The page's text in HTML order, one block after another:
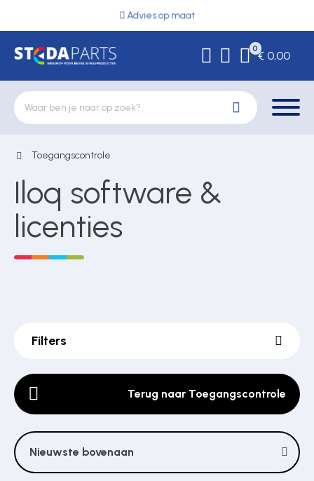
Advies op maat
0
€ 0,00
Deurbeslag
Elektrische vergrendeling
Hekwerkonderdelen
Pulsgevers
Sloten
Toegangscontrole
Iloq software &
licenties
Filters
Terug naar Toegangscontrole
Nieuwste bovenaan